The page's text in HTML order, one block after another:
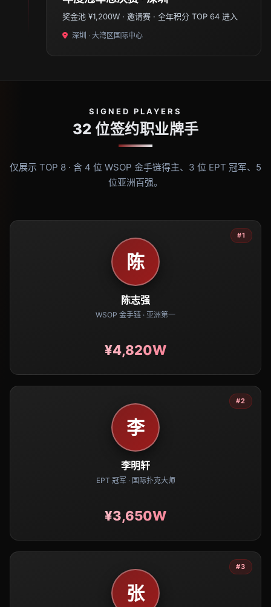
奖金池 ¥1,200W · 邀请赛 · 全年积分 TOP 64 进入
深圳 · 大湾区国际中心
SIGNED PLAYERS
32 位签约职业牌手
仅展示 TOP 8 · 含 4 位 WSOP 金手链得主、3 位 EPT 冠军、5
位亚洲百强。
陈
#1
陈志强
WSOP 金手链 · 亚洲第一
¥4,820W
李
#2
李明轩
EPT 冠军 · 国际扑克大师
¥3,650W
张
#3